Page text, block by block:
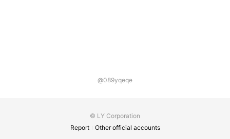
@089yqeqe
© LY Corporation
Report
Other official accounts